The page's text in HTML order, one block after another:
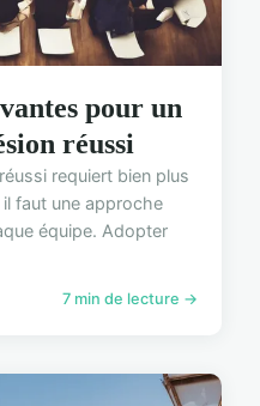
pour un
réussi
requiert bien plus
faut une approche
équipe. Adopter
7 min de lecture →